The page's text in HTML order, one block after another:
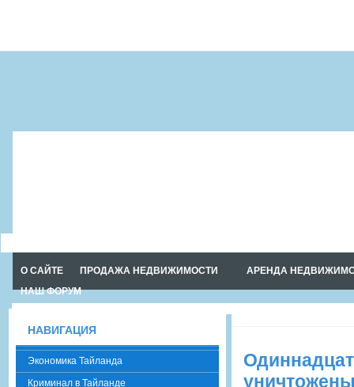
DUSIT PATTAYA
О САЙТЕ ПРОДАЖА НЕДВИЖИМОСТИ
АРЕНДА
НАШ ФОРУМ
НАВИГАЦИЯ
Экономика Тайланда
Криминал в Тайланде